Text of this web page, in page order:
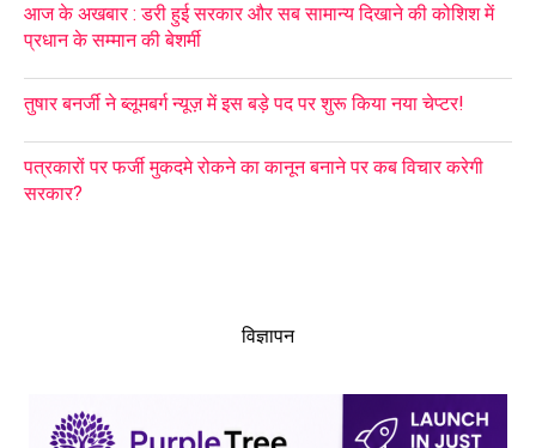
आज के अखबार : डरी हुई सरकार और सब सामान्य दिखाने की कोशिश में
प्रधान के सम्मान की बेशर्मी
तुषार बनर्जी ने ब्लूमबर्ग न्यूज़ में इस बड़े पद पर शुरू किया नया चेप्टर!
पत्रकारों पर फर्जी मुकदमे रोकने का कानून बनाने पर कब विचार करेगी
सरकार?
विज्ञापन